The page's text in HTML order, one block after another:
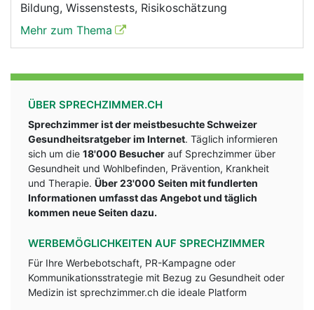
Bildung, Wissenstests, Risikoschätzung
Mehr zum Thema
ÜBER SPRECHZIMMER.CH
Sprechzimmer ist der meistbesuchte Schweizer
Gesundheitsratgeber im Internet. Täglich informieren
sich um die 18'000 Besucher auf Sprechzimmer über
Gesundheit und Wohlbefinden, Prävention, Krankheit
und Therapie. Über 23'000 Seiten mit fundlerten
Informationen umfasst das Angebot und täglich
kommen neue Seiten dazu.
WERBEMÖGLICHKEITEN AUF SPRECHZIMMER
Für Ihre Werbebotschaft, PR-Kampagne oder
Kommunikationsstrategie mit Bezug zu Gesundheit oder
Medizin ist sprechzimmer.ch die ideale Platform